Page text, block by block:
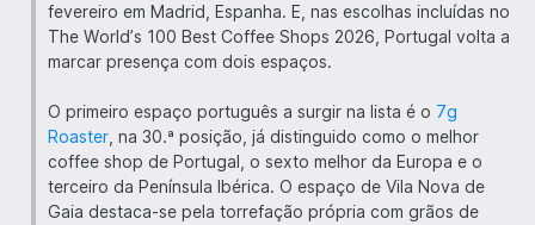
fevereiro em Madrid, Espanha. E, nas escolhas incluídas no
The World’s 100 Best Coffee Shops 2026, Portugal volta a
marcar presença com dois espaços.
O primeiro espaço português a surgir na lista é o 7g
Roaster , na 30.ª posição, já distinguido como o melhor
coffee shop de Portugal, o sexto melhor da Europa e o
terceiro da Península Ibérica. O espaço de Vila Nova de
Gaia destaca-se pela torrefação própria com grãos de